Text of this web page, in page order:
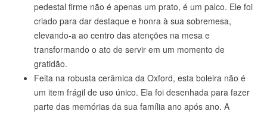
pedestal firme não é apenas um prato, é um palco. Ele foi
criado para dar destaque e honra à sua sobremesa,
elevando-a ao centro das atenções na mesa e
transformando o ato de servir em um momento de
gratidão.
Feita na robusta cerâmica da Oxford, esta boleira não é
um item frágil de uso único. Ela foi desenhada para fazer
parte das memórias da sua família ano após ano. A